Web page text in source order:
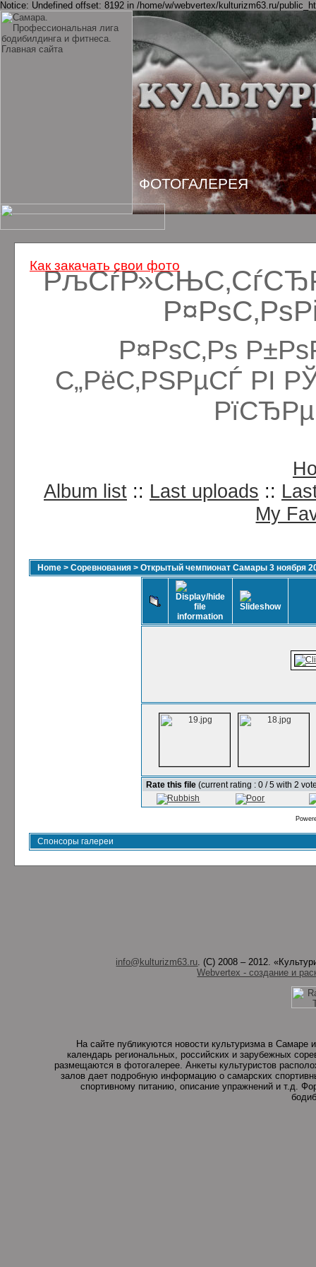
Notice: Undefined offset: 8192 in /home/w/webvertex/kulturizm63.ru/
Р¤РѕС‚Рѕ
С„РёС‚РЅРµСЃ РІ
Album list :: Last uploads ::
My
Home > Соревнования > Открытый чемпионат Самары 3 ноября
Rate this file (current rating : 0 / 5 with 2
Спонсоры галереи
info@kulturizm63.ru. (C) 2008 – 2012.
Webvertex - создание и
На сайте публикуются новости культуризма в
календарь региональных, российских и зарубежных
размещаются в фотогалерее. Анкеты культуристов
залов дает подробную информацию о самарских
спортивному питанию, описание упражнений и т.д.
ФОТОГАЛЕРЕЯ
Как закачать свои фото